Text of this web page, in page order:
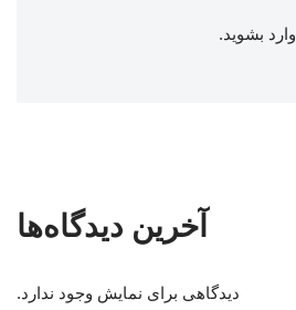
وارد بشوید.
آخرین دیدگاه‌ها
دیدگاهی برای نمایش وجود ندارد.